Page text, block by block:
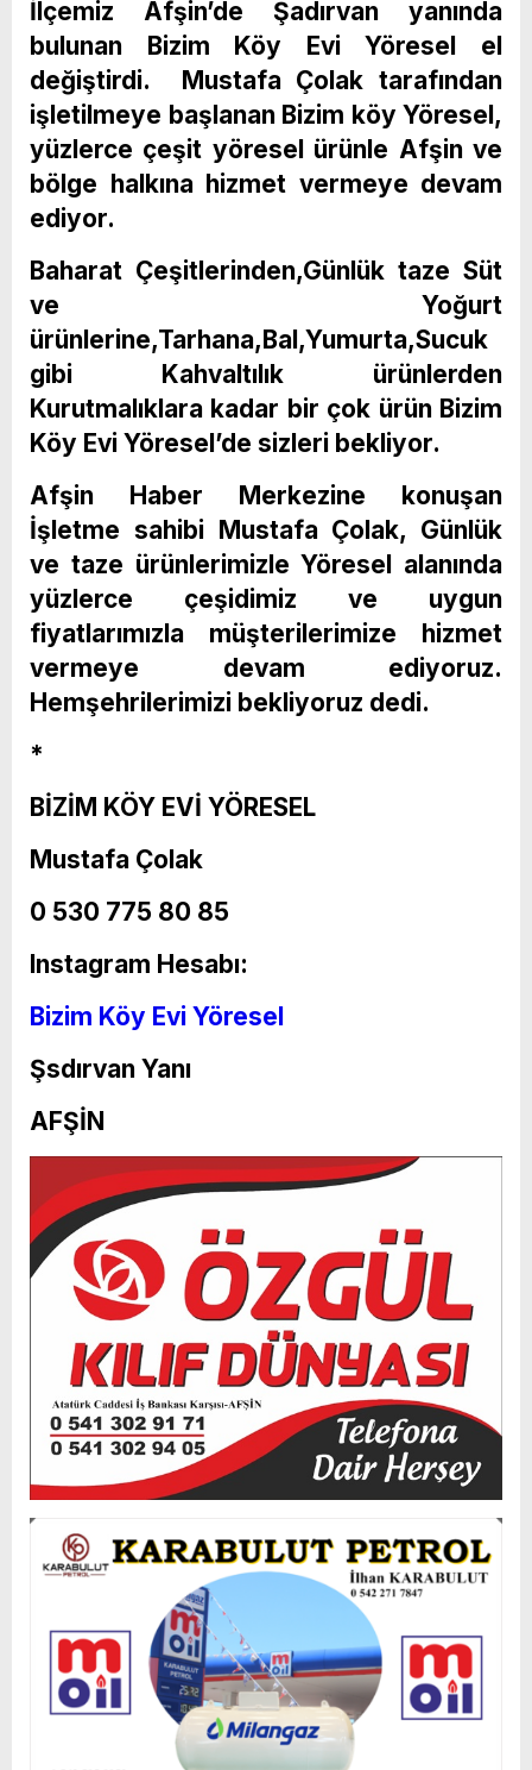
İlçemiz Afşin’de Şadırvan yanında
bulunan Bizim Köy Evi Yöresel el
değiştirdi. Mustafa Çolak tarafından
işletilmeye başlanan Bizim köy Yöresel,
yüzlerce çeşit yöresel ürünle Afşin ve
bölge halkına hizmet vermeye devam
ediyor.
Baharat Çeşitlerinden,Günlük taze Süt
ve Yoğurt
ürünlerine,Tarhana,Bal,Yumurta,Sucuk
gibi Kahvaltılık ürünlerden
Kurutmalıklara kadar bir çok ürün Bizim
Köy Evi Yöresel’de sizleri bekliyor.
Afşin Haber Merkezine konuşan
İşletme sahibi Mustafa Çolak, Günlük
ve taze ürünlerimizle Yöresel alanında
yüzlerce çeşidimiz ve uygun
fiyatlarımızla müşterilerimize hizmet
vermeye devam ediyoruz.
Hemşehrilerimizi bekliyoruz dedi.
*
BİZİM KÖY EVİ YÖRESEL
Mustafa Çolak
0 530 775 80 85
Instagram Hesabı:
Bizim Köy Evi Yöresel
Şsdırvan Yanı
AFŞİN